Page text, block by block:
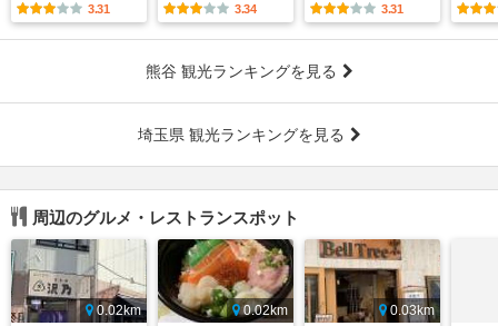
3.31 3.34 3.31
熊谷 観光ランキングを見る
埼玉県 観光ランキングを見る
周辺のグルメ・レストランスポット
0.02km
0.02km
0.03km